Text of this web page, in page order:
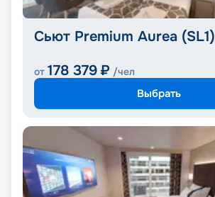
Сьют Premium Aurea (SL1)
от 178 379 ₽ /чел
Выбрать